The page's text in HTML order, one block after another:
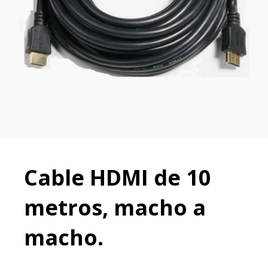
Cable HDMI de 10
metros, macho a
macho.